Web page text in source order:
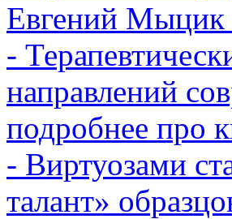
Евгений Мыцик
-
направлений
подробнее про
- Виртуозами
талант»